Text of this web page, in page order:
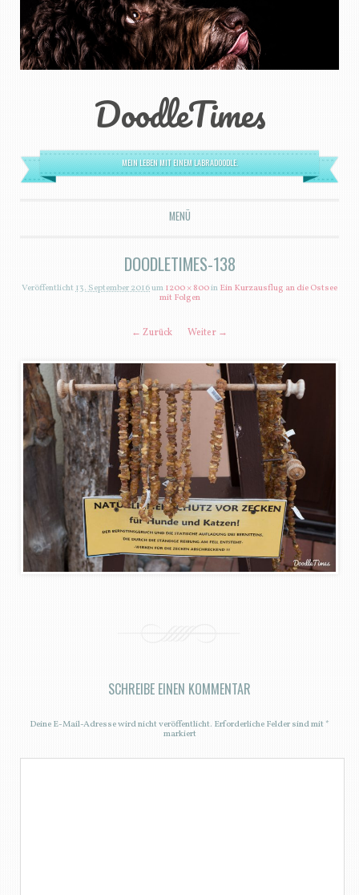
DoodleTimes
MEIN LEBEN MIT EINEM LABRADOODLE.
MENÜ
ZUM INHALT SPRINGEN
DOODLETIMES-138
Veröffentlicht13. September 2016um1200 × 800inEin Kurzausflug an die Ostsee
mit Folgen
← Zurück Weiter →
SCHREIBE EINEN KOMMENTAR
Deine E-Mail-Adresse wird nicht veröffentlicht. Erforderliche Felder sind mit*
markiert